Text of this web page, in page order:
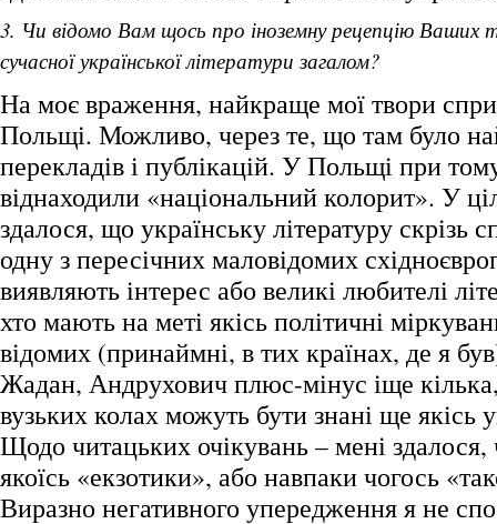
3. Чи відомо Вам щось про іноземну рецепцію Ваших
сучасної української літератури загалом?
На моє враження, найкраще мої твори
Польщі. Можливо, через те, що там було
перекладів і публікацій. У Польщі при
віднаходили «національний колорит». У
здалося, що українську літературу скрізь
одну з пересічних маловідомих
виявляють інтерес або великі любителі
хто мають на меті якісь політичні
відомих (принаймні, в тих країнах, де я
Жадан, Андрухович плюс-мінус іще
вузьких колах можуть бути знані ще якісь
Щодо читацьких очікувань – мені
якоїсь «екзотики», або навпаки чогось
Виразно негативного упередження я не